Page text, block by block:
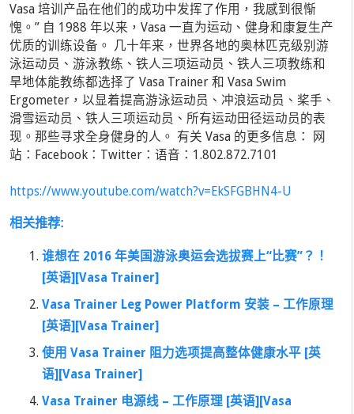
Vasa 培训产品在他们的成功中发挥了作用，我感到很惭
愧。” 自 1988 年以来，Vasa 一直为运动、健身和康复生产
优质的训练设备。 几十年来，世界各地的奥林匹克级别游
泳运动员、游泳教练、铁人三项运动员、铁人三项教练和
旱地体能教练都选择了 Vasa Trainer 和 Vasa Swim
Ergometer，以显着提高游泳运动员、冲浪运动员、桨手、
滑雪运动员、铁人三项运动员、所有运动田径运动员的表
现。那些寻求全身健身的人。 有关 Vasa 的更多信息： 网
站：Facebook：Twitter：语音：1.802.872.7101
https://www.youtube.com/watch?v=EkSFGBHN4-U
相关推荐:
谁想在 2016 年美国游泳奥运会选拔赛上“比赛”？！
[英语][Vasa Trainer]
Vasa Trainer Leg Power Platform 安装 – 工作原理
[英语][Vasa Trainer]
使用 Vasa Trainer 阻力选项提高整体健康水平 [英
语][Vasa Trainer]
Vasa Trainer 电源线 – 工作原理 [英语][Vasa